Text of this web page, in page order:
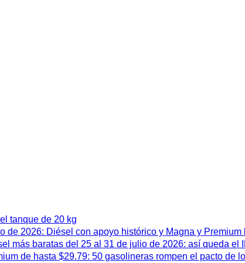
tanque de 20 kg
2026: Diésel con apoyo histórico y Magna y Premium
más baratas del 25 al 31 de julio de 2026: así queda el
de hasta $29.79: 50 gasolineras rompen el pacto de